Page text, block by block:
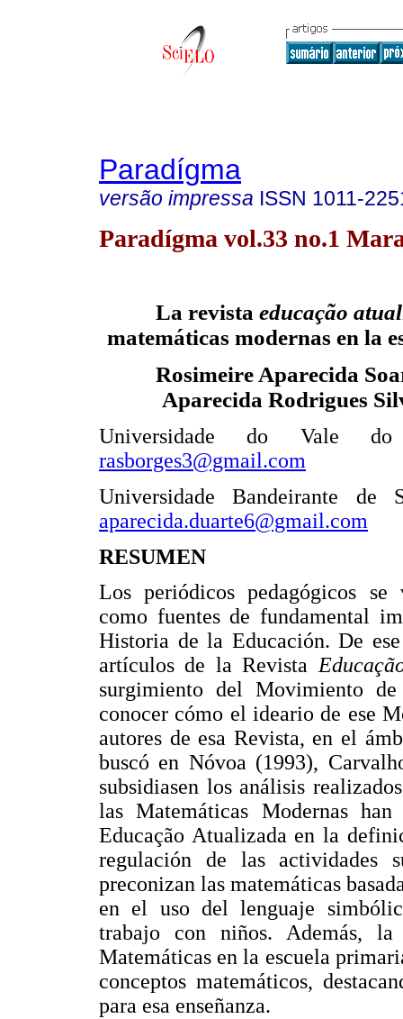
Paradígma
versão impressa ISSN 1011-
Paradígma vol.33 no.1
La revista educação
matemáticas modernas en la
Rosimeire Aparecida
Aparecida Rodrigues
Universidade do Vale do
rasborges3@gmail.com
Universidade Bandeirante de
aparecida.duarte6@gmail.com
RESUMEN
Los periódicos pedagógicos se
como fuentes de fundamental
Historia de la Educación. De
artículos de la Revista
surgimiento del Movimiento
conocer cómo el ideario de ese
autores de esa Revista, en el
buscó en Nóvoa (1993),
subsidiasen los análisis
las Matemáticas Modernas
Educação Atualizada en la
regulación de las actividades
preconizan las matemáticas
en el uso del lenguaje
trabajo con niños. Además,
Matemáticas en la escuela
conceptos matemáticos,
para esa enseñanza.